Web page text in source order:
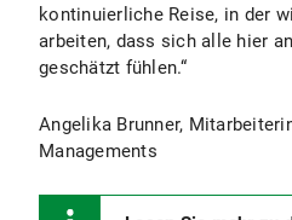
kontinuierliche Reise, in der
arbeiten, dass sich alle hier
geschätzt fühlen.“
Angelika Brunner,
Managements